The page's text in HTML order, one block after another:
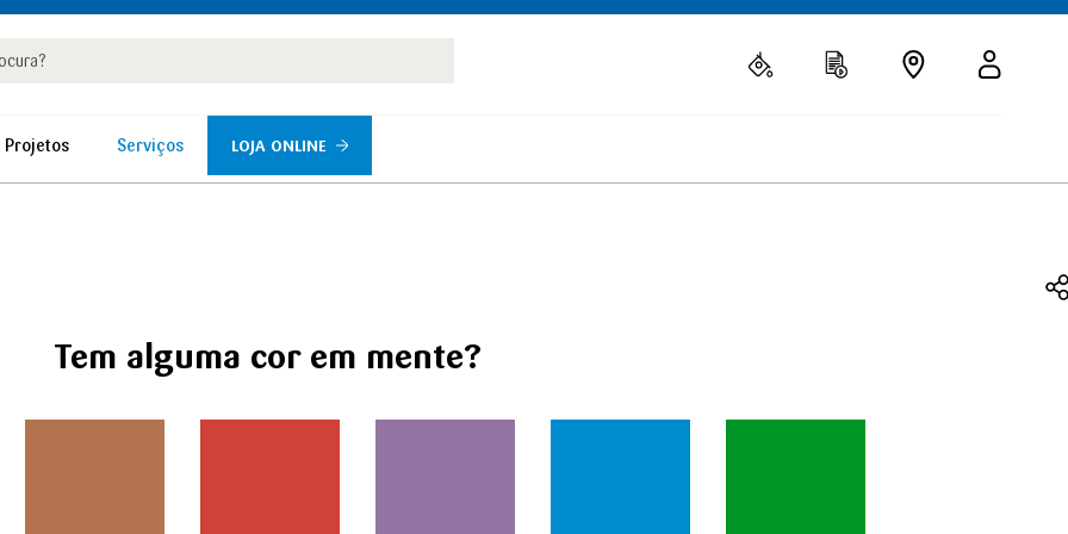
Projetos Serviços LOJA ONLINE
Tem alguma cor em mente?